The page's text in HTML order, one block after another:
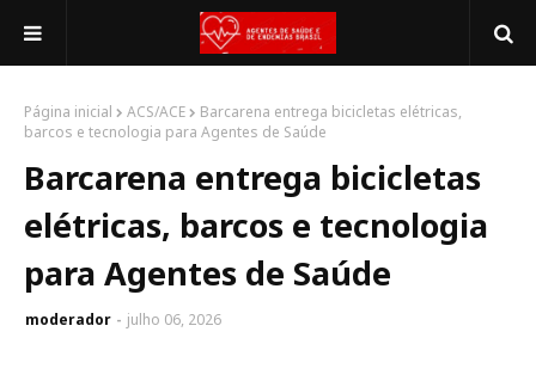
Página inicial ACS/ACE
Barcarena entrega bicicletas elétricas,
barcos e tecnologia para Agentes de Saúde
Barcarena entrega bicicletas
elétricas, barcos e tecnologia
para Agentes de Saúde
moderador julho 06, 2026